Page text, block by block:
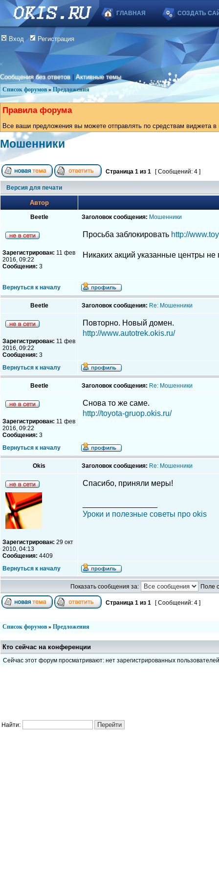
ГЛАВНАЯ СОЗДАТЬ
Вход Регистрация
Сообщения без ответов |Активные темы
Список форумов » Предложения
Правила форума
Все ваши предложения вы можете отправлять по средствам виджета
Мошенники
Страница 1 из 1 [ Сообщений: 4 ]
Версия для печати
Автор
Beetle Заголовок сообщения: Мошенники
Зарегистрирован: 11 фев
2016, 09:22
Сообщения: 3
Просьба заблокировать http://
Никаких акций указанные центры не
Вернуться к началу
Beetle Заголовок сообщения: Re: Мошенники
Зарегистрирован: 11 фев
2016, 09:22
Сообщения: 3
Повторно. Новый домен.
http://www.autotrek.okis.ru/
Вернуться к началу
Beetle Заголовок сообщения: Re: Мошенники
Зарегистрирован: 11 фев
2016, 09:22
Сообщения: 3
Снова то же саме.
http://toyota-gruop.okis.ru/
Вернуться к началу
Okis Заголовок сообщения: Re: Мошенники
Зарегистрирован: 29 окт
2010, 04:13
Сообщения: 4409
Спасибо, приняли меры!
Уроки и полезные советы про okis
Вернуться к началу
Показать сообщения за: Поле
Страница 1 из 1 [ Сообщений: 4 ]
Список форумов » Предложения
Кто сейчас на конференции
Сейчас этот форум просматривают: нет зарегистрированных пользователей
Найти: